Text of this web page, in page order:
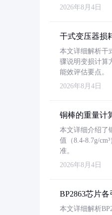
2026年8月4日
干式变压器损
本文详细解析干
骤说明变损计算
能效评估要点。
2026年8月4日
铜棒的重量计
本文详细介绍了
值（8.4-8.7g/
准。
2026年8月4日
BP2863芯片
本文详细解析